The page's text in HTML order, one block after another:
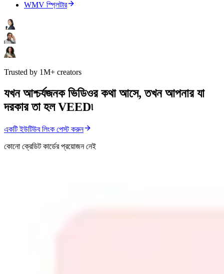
WMV স্প্লিটার
Trusted by 1M+ creators
যখন আশ্চর্যজনক ভিডিওর কথা আসে, তখন আপনার যা
দরকার তা হল VEED৷
একটি ইউটিউব লিংক পেস্ট করুন
কোনো ক্রেডিট কার্ডের প্রয়োজন নেই